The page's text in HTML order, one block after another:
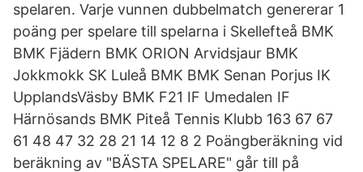
spelaren. Varje vunnen dubbelmatch genererar 1
poäng per spelare till spelarna i Skellefteå BMK
BMK Fjädern BMK ORION Arvidsjaur BMK
Jokkmokk SK Luleå BMK BMK Senan Porjus IK
UpplandsVäsby BMK F21 IF Umedalen IF
Härnösands BMK Piteå Tennis Klubb 163 67 67
61 48 47 32 28 21 14 12 8 2 Poängberäkning vid
beräkning av "BÄSTA SPELARE" går till på